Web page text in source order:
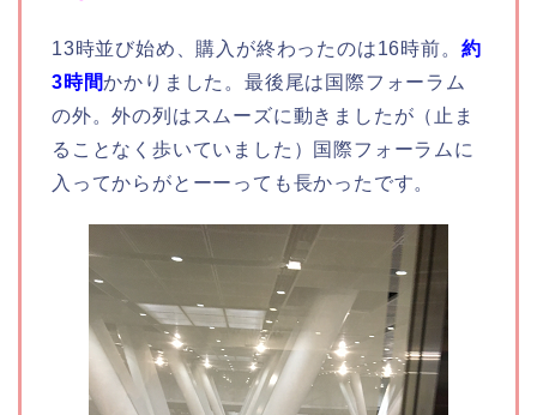
13時並び始め、購入が終わったのは16時前。 約
3時間かかりました。最後尾は国際フォーラム
の外。外の列はスムーズに動きましたが（止ま
ることなく歩いていました）国際フォーラムに
入ってからがとーーっても長かったです。